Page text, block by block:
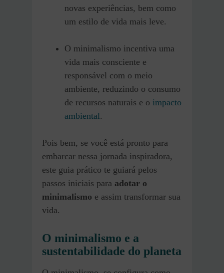
novas experiências, bem como
um estilo de vida mais leve.
O minimalismo incentiva uma
vida mais consciente e
responsável com o meio
ambiente, reduzindo o consumo
de recursos naturais e o impacto
ambiental.
Pois bem, se você está pronto para
embarcar nessa jornada inspiradora,
este guia prático te guiará pelos
passos iniciais para adotar o
minimalismo e assim transformar sua
vida.
O minimalismo e a
sustentabilidade do planeta